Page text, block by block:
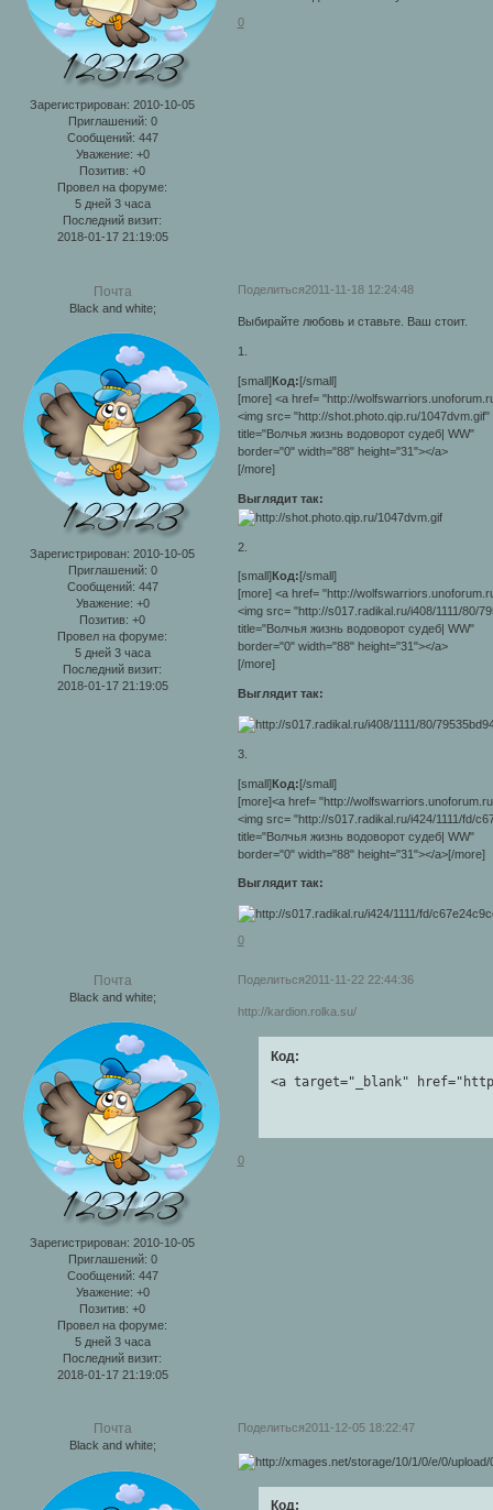
Зарегистрирован: 2010-10-05
Приглашений: 0
Сообщений: 447
Уважение: +0
Позитив: +0
Провел на форуме:
5 дней 3 часа
Последний визит:
2018-01-17 21:19:05
0
Поделиться2011-11-18 12:24:48
Почта
Black and white;
Зарегистрирован: 2010-10-05
Приглашений: 0
Сообщений: 447
Уважение: +0
Позитив: +0
Провел на форуме:
5 дней 3 часа
Последний визит:
2018-01-17 21:19:05
Выбирайте любовь и ставьте. Ваш стоит.
1.
[small]Код:[/small]
[more] <a href= "http://
<img src= "http://shot.photo.qip.ru/1047dvm.gif"
title="Волчья жизнь водоворот судеб| WW"
border="0" width="88" height="31"></a>
[/more]
Выглядит так:
2.
[small] Код: [/small]
[more] <a href= "http://
<img src= "http://s017.radikal.ru/i408/1111/80/
title="Волчья жизнь водоворот судеб| WW"
border="0" width="88" height="31"></a>
[/more]
Выглядит так:
3.
[small]Код:[/small]
[more]<a href= "http://
<img src= "http://s017.radikal.ru/i424/1111/fd/
title="Волчья жизнь водоворот судеб| WW"
border="0" width="88" height="31"></a>[/more]
Выглядит так:
0
Поделиться2011-11-22 22:44:36
Почта
Black and white;
Зарегистрирован: 2010-10-05
Приглашений: 0
Сообщений: 447
Уважение: +0
Позитив: +0
Провел на форуме:
5 дней 3 часа
Последний визит:
2018-01-17 21:19:05
http://kardion.rolka.su/
Код:
<a target="_blank"
0
Поделиться2011-12-05 18:22:47
Почта
Black and white;
Код: